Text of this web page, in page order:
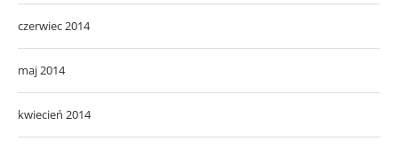
czerwiec 2014
maj 2014
kwiecień 2014